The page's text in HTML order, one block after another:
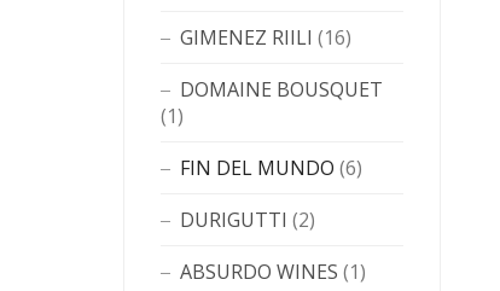
GIMENEZ RIILI (16)
DOMAINE BOUSQUET
(1)
FIN DEL MUNDO (6)
DURIGUTTI (2)
ABSURDO WINES (1)